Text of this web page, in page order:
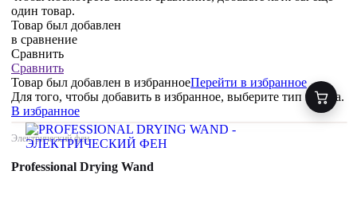
один товар.
Товар был добавлен
в сравнение
Сравнить
Сравнить
Товар был добавлен в избранноеПерейти в избранное
Для того, чтобы добавить в избранное, выберите тип товара.
В избранное
Электрический фен
Professional Drying Wand